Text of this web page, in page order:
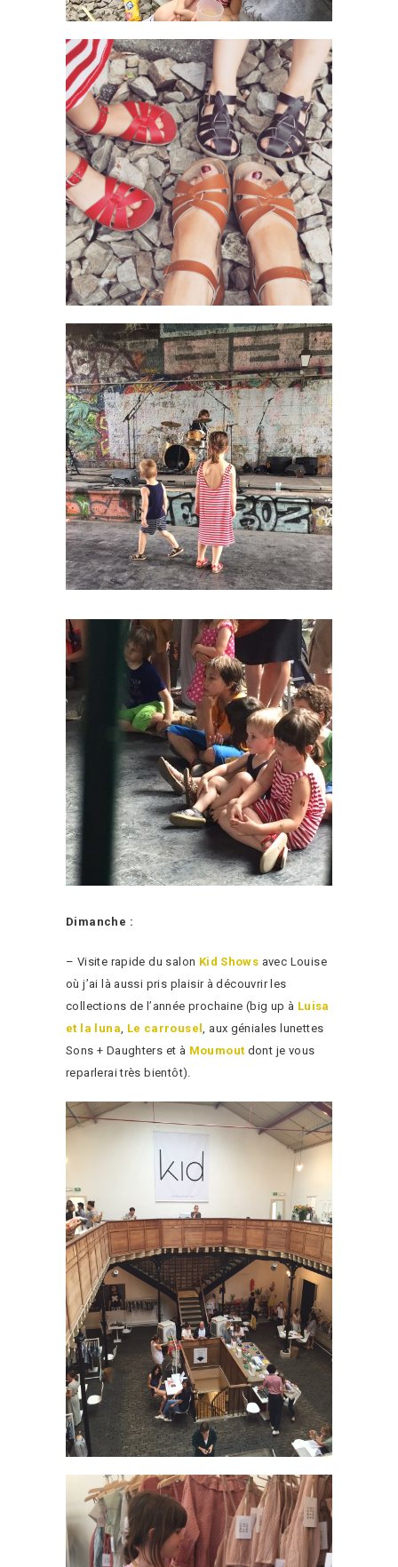
Dimanche :
– Visite rapide du salon Kid Shows avec Louise
où j’ai là aussi pris plaisir à découvrir les
collections de l’année prochaine (big up à Luisa
et la luna, Le carrousel, aux géniales lunettes
Sons + Daughters et à Moumout dont je vous
reparlerai très bientôt).